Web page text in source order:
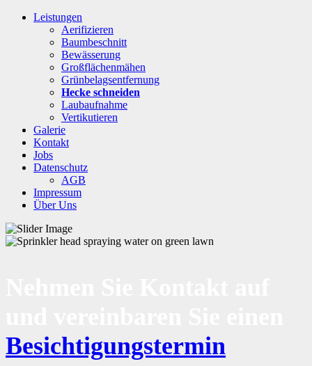
Leistungen
Aerifizieren
Baumbeschnitt
Bewässerung
Großflächenmähen
Grünbelagsentfernung
Hecke schneiden
Laubaufnahme
Vertikutieren
Galerie
Kontakt
Jobs
Datenschutz
AGB
Impressum
Über Uns
Besichtigungstermin